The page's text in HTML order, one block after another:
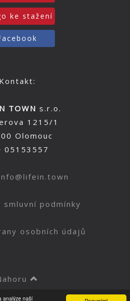
analýze naší
ke stažení
Kontakt:
TOWN s.r.o.
1215/1
Olomouc
05153557
smluvní podmínky
osobních údajů